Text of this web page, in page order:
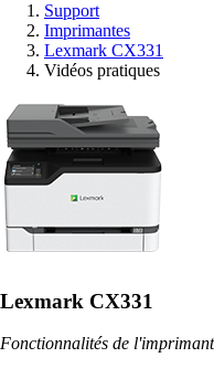
Support
Imprimantes
Lexmark CX331
Vidéos pratiques
Lexmark CX331
Fonctionnalités de